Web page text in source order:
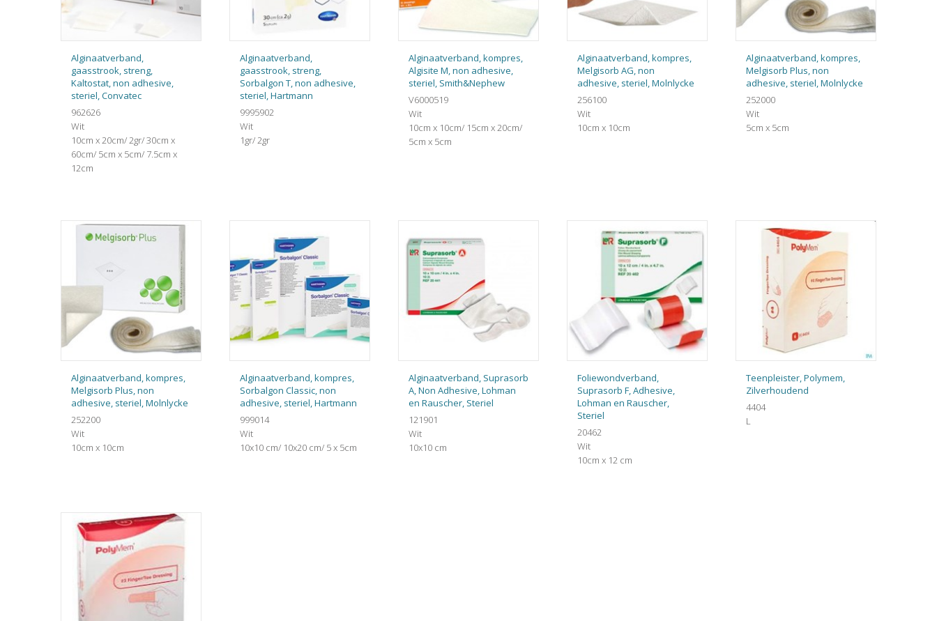
Alginaatverband,
gaasstrook, streng,
Kaltostat, non adhesive,
steriel, Convatec
962626
Wit
10cm x 20cm/ 2gr/ 30cm x
60cm/ 5cm x 5cm/ 7.5cm x
12cm
Alginaatverband,
gaasstrook, streng,
Sorbalgon T, non adhesive,
steriel, Hartmann
9995902
Wit
1gr/ 2gr
Alginaatverband, kompres,
Algisite M, non adhesive,
steriel, Smith&Nephew
V6000519
Wit
10cm x 10cm/ 15cm x 20cm/
5cm x 5cm
Alginaatverband, kompres,
Melgisorb AG, non
adhesive, steriel, Molnlycke
256100
Wit
10cm x 10cm
Alginaatverband, kompres,
Melgisorb Plus, non
adhesive, steriel, Molnlycke
252000
Wit
5cm x 5cm
Alginaatverband, kompres,
Melgisorb Plus, non
adhesive, steriel, Molnlycke
252200
Wit
10cm x 10cm
Alginaatverband, kompres,
Sorbalgon Classic, non
adhesive, steriel, Hartmann
999014
Wit
10x10 cm/ 10x20 cm/ 5 x 5cm
Alginaatverband, Suprasorb
A, Non Adhesive, Lohman
en Rauscher, Steriel
121901
Wit
10x10 cm
Foliewondverband,
Suprasorb F, Adhesive,
Lohman en Rauscher,
Steriel
20462
Wit
10cm x 12 cm
Teenpleister, Polymem,
Zilverhoudend
4404
L